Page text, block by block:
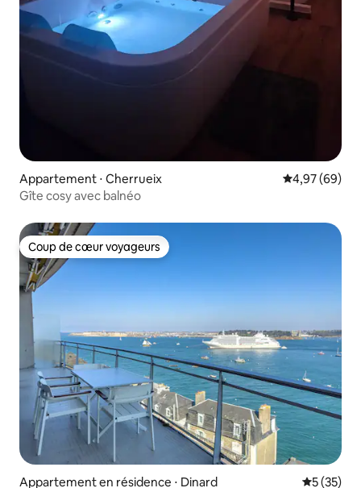
Appartement ⋅ Cherrueix Évaluation
4,97 (69)
Gîte cosy avec balnéo
Coup de cœur voyageurs
Coup de cœur voyageurs
Appartement en résidence ⋅ Dinard
5 (35)